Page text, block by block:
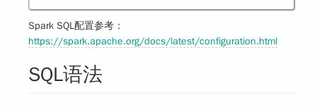
Spark SQL配置参考：
https://spark.apache.org/docs/latest/configuration.html
SQL语法